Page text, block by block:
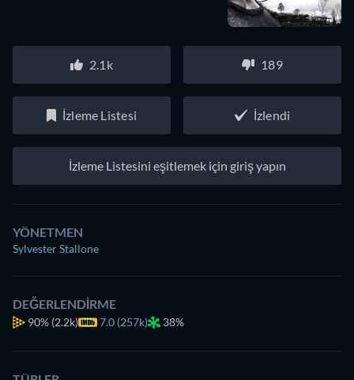
2.1k 189
İzleme Listesi İzlendi
İzleme Listesini eşitlemek için giriş yapın
YÖNETMEN
Sylvester Stallone
DEĞERLENDIRME
90% (2.2k) 7.0 (257k) 38%